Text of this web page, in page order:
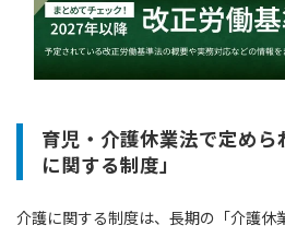
育児・介護休業法で定め
に関する制度」
介護に関する制度は、長期の「介護休